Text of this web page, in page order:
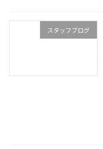
スタッフブログ